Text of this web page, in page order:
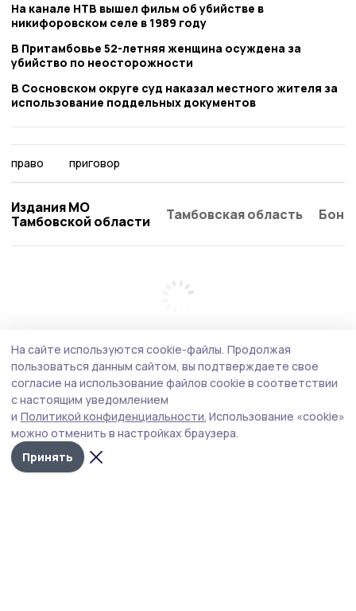
На канале НТВ вышел фильм об убийстве в
никифоровском селе в 1989 году
В Притамбовье 52-летняя женщина осуждена за
убийство по неосторожности
В Сосновском округе суд наказал местного жителя за
использование поддельных документов
право приговор
Издания МО
Тамбовской области
Тамбовская область
На сайте используются cookie-файлы. Продолжая
пользоваться данным сайтом, вы подтверждаете свое
согласие на использование файлов cookie в соответствии
с настоящим уведомлением
и Политикой конфиденциальности. Использование «cookie»
можно отменить в настройках браузера.
Принять